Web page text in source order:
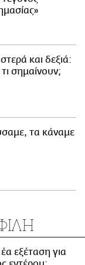
και δεξιά:
σημαίνουν;
τα κάναμε
εξέταση για